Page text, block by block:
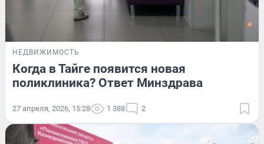
НЕДВИЖИМОСТЬ
Когда в Тайге появится новая
поликлиника? Ответ Минздрава
27 апреля, 2026, 15:28 1 388 2